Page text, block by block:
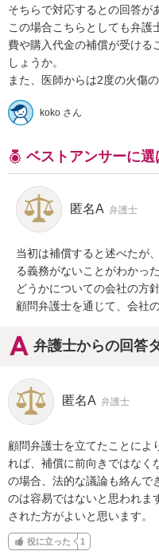
そちらで対応するとの回答が
この場合こちらとしても弁護
費や購入代金の補償が受ける
しょうか。
また、医師からは2度の火傷
koko さん
ベストアンサーに選
匿名A 弁護士
当初は補償すると述べたが
る義務がないことがわかっ
どうかについての会社の方
顧問弁護士を通じて、会社
弁護士からの回答
匿名A 弁護士
顧問弁護士を立てたことによ
れば、補償に前向きではなく
の場合、法的な議論も絡んで
のは容易ではないと思われま
された方がよいと思います。
役に立った 1